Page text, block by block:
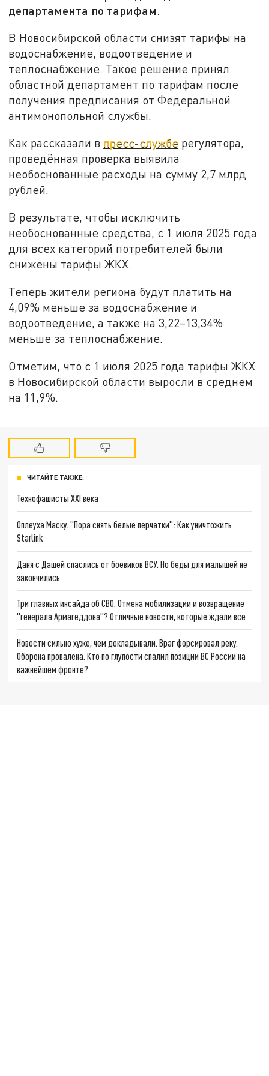
департамента по тарифам.
В Новосибирской области снизят тарифы на
водоснабжение, водоотведение и
теплоснабжение. Такое решение принял
областной департамент по тарифам после
получения предписания от Федеральной
антимонопольной службы.
Как рассказали в пресс-службе регулятора,
проведённая проверка выявила
необоснованные расходы на сумму 2,7 млрд
рублей.
В результате, чтобы исключить
необоснованные средства, с 1 июля 2025 года
для всех категорий потребителей были
снижены тарифы ЖКХ.
Теперь жители региона будут платить на
4,09% меньше за водоснабжение и
водоотведение, а также на 3,22–13,34%
меньше за теплоснабжение.
Отметим, что с 1 июля 2025 года тарифы ЖКХ
в Новосибирской области выросли в среднем
на 11,9%.
ЧИТАЙТЕ ТАКЖЕ:
Технофашисты XXI века
Оплеуха Маску. "Пора снять белые перчатки": Как уничтожить
Starlink
Даня с Дашей спаслись от боевиков ВСУ. Но беды для малышей не
закончились
Три главных инсайда об СВО. Отмена мобилизации и возвращение
"генерала Армагеддона"? Отличные новости, которые ждали все
Новости сильно хуже, чем докладывали. Враг форсировал реку.
Оборона провалена. Кто по глупости спалил позиции ВС России на
важнейшем фронте?